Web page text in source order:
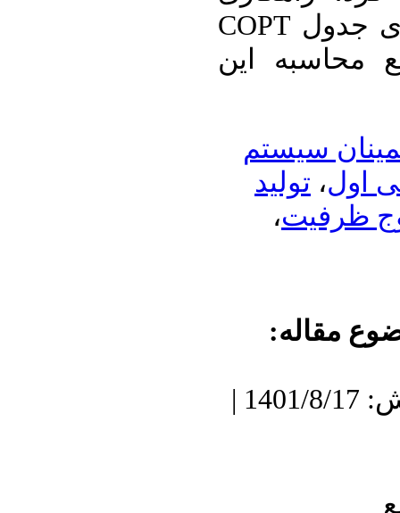
برای کاهش تعداد حالت‌های جدول COPT
محاسبه این
سیستم
اول، تولید
ظرفیت،
مقاله:
دریافت: 1400/11/14 | پذیرش: 1401/8/17 |